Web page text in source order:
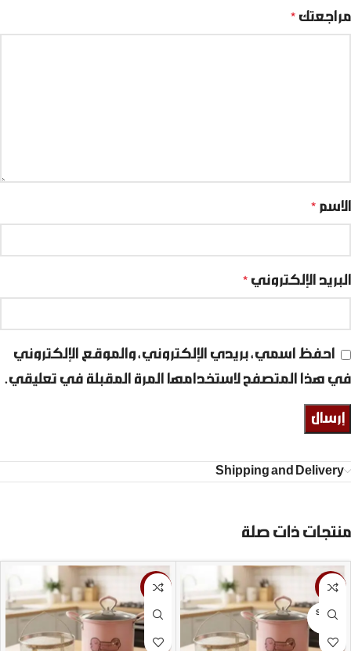
مراجعتك *
الاسم *
البريد الإلكتروني *
احفظ اسمي، بريدي الإلكتروني، والموقع الإلكتروني
في هذا المتصفح لاستخدامها المرة المقبلة في تعليقي.
Shipping and Delivery
منتجات ذات صلة
-16%
SOLD
-29%